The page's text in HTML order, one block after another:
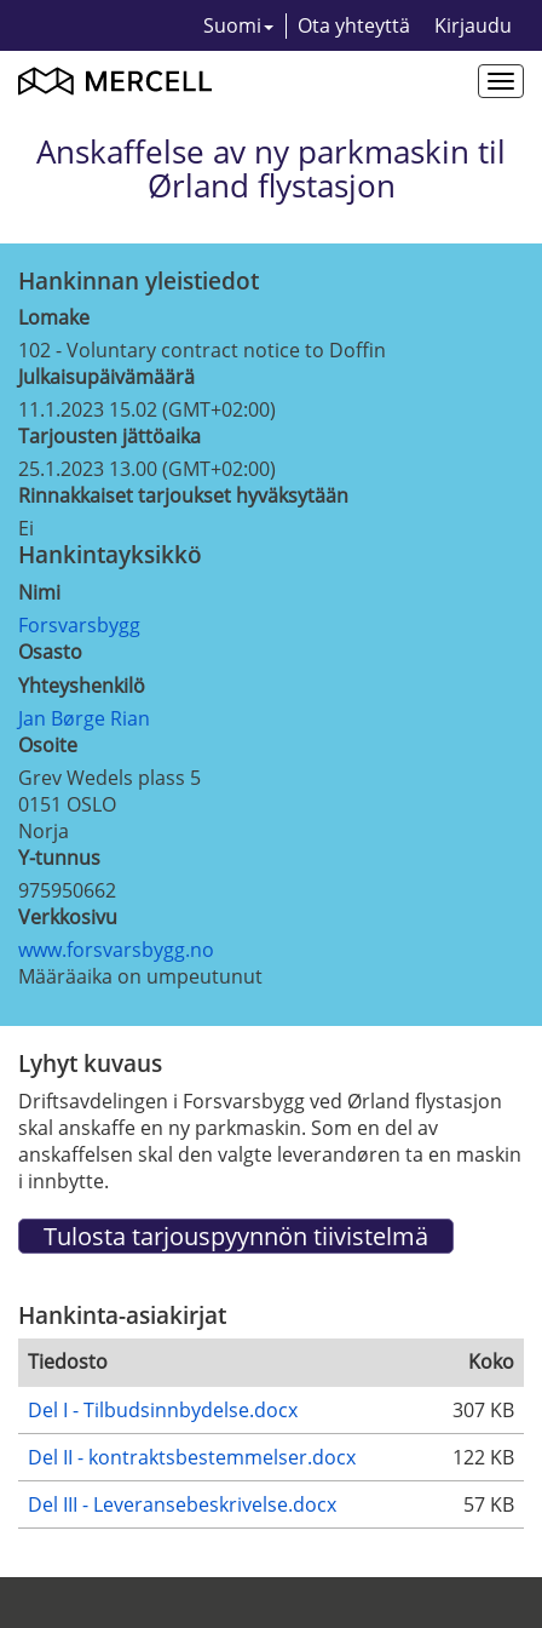
Suomi Ota yhteyttä Kirjaudu
Anskaffelse av ny parkmaskin til
Ørland flystasjon
Hankinnan yleistiedot
Lomake
102 - Voluntary contract notice to Doffin
Julkaisupäivämäärä
11.1.2023 15.02 (GMT+02:00)
Tarjousten jättöaika
25.1.2023 13.00 (GMT+02:00)
Rinnakkaiset tarjoukset hyväksytään
Ei
Hankintayksikkö
Nimi
Forsvarsbygg
Osasto
Yhteyshenkilö
Jan Børge Rian
Osoite
Grev Wedels plass 5
0151 OSLO
Norja
Y-tunnus
975950662
Verkkosivu
www.forsvarsbygg.no
Määräaika on umpeutunut
Lyhyt kuvaus
Driftsavdelingen i Forsvarsbygg ved Ørland flystasjon
skal anskaffe en ny parkmaskin. Som en del av
anskaffelsen skal den valgte leverandøren ta en maskin
i innbytte.
Hankinta-asiakirjat
Tiedosto
Koko
Del I - Tilbudsinnbydelse.docx
307 KB
Del II - kontraktsbestemmelser.docx
122 KB
Del III - Leveransebeskrivelse.docx
57 KB